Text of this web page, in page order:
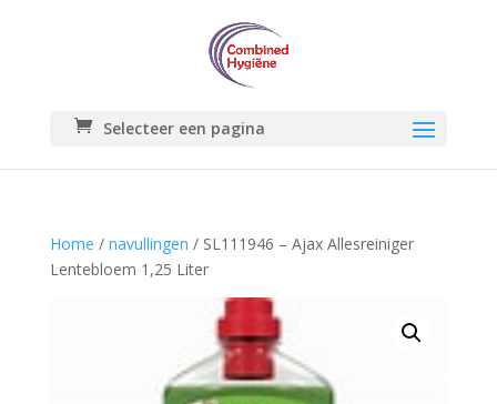
Selecteer een pagina
Home / navullingen / SL111946 – Ajax Allesreiniger
Lentebloem 1,25 Liter